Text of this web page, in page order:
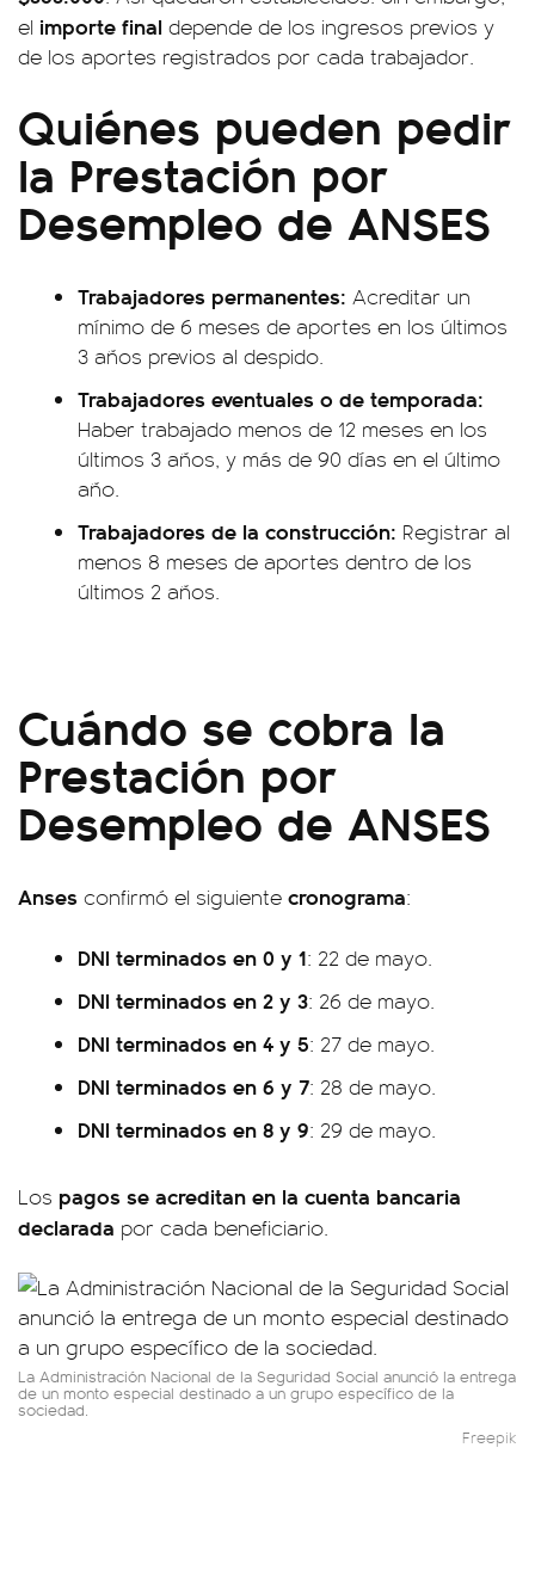
el importe final depende de los ingresos previos y
de los aportes registrados por cada trabajador.
Quiénes pueden pedir
la Prestación por
Desempleo de ANSES
Trabajadores permanentes: Acreditar un
mínimo de 6 meses de aportes en los últimos
3 años previos al despido.
Trabajadores eventuales o de temporada:
Haber trabajado menos de 12 meses en los
últimos 3 años, y más de 90 días en el último
año.
Trabajadores de la construcción: Registrar al
menos 8 meses de aportes dentro de los
últimos 2 años.
Cuándo se cobra la
Prestación por
Desempleo de ANSES
Anses confirmó el siguiente cronograma:
DNI terminados en 0 y 1: 22 de mayo.
DNI terminados en 2 y 3: 26 de mayo.
DNI terminados en 4 y 5: 27 de mayo.
DNI terminados en 6 y 7: 28 de mayo.
DNI terminados en 8 y 9: 29 de mayo.
Los pagos se acreditan en la cuenta bancaria
declarada por cada beneficiario.
La Administración Nacional de la Seguridad Social anunció la entrega
de un monto especial destinado a un grupo específico de la
sociedad.
Freepik